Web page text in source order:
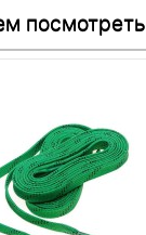
посмотреть